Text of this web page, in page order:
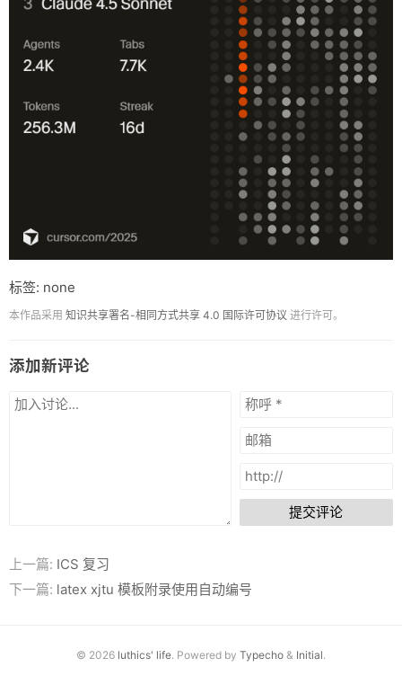
标签: none
本作品采用 知识共享署名-相同方式共享 4.0 国际许可协议 进行许可。
添加新评论
提交评论
上一篇: ICS 复习
下一篇: latex xjtu 模板附录使用自动编号
© 2026 luthics' life. Powered by Typecho & Initial.